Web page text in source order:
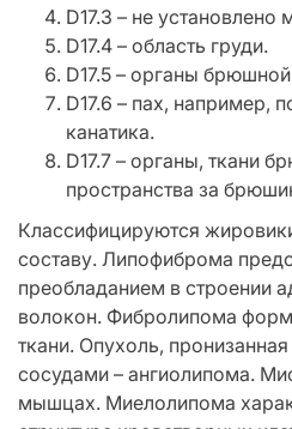
D17.3 – не
D17.4 – область груди.
D17.5 – органы
D17.6 – пах, например,
канатика.
D17.7 – органы, ткани
пространства за
Классифицируются
составу. Липофиброма
преобладанием в строении
волокон. Фибролипома
ткани. Опухоль,
сосудами – ангиолипома.
мышцах. Миелолипома